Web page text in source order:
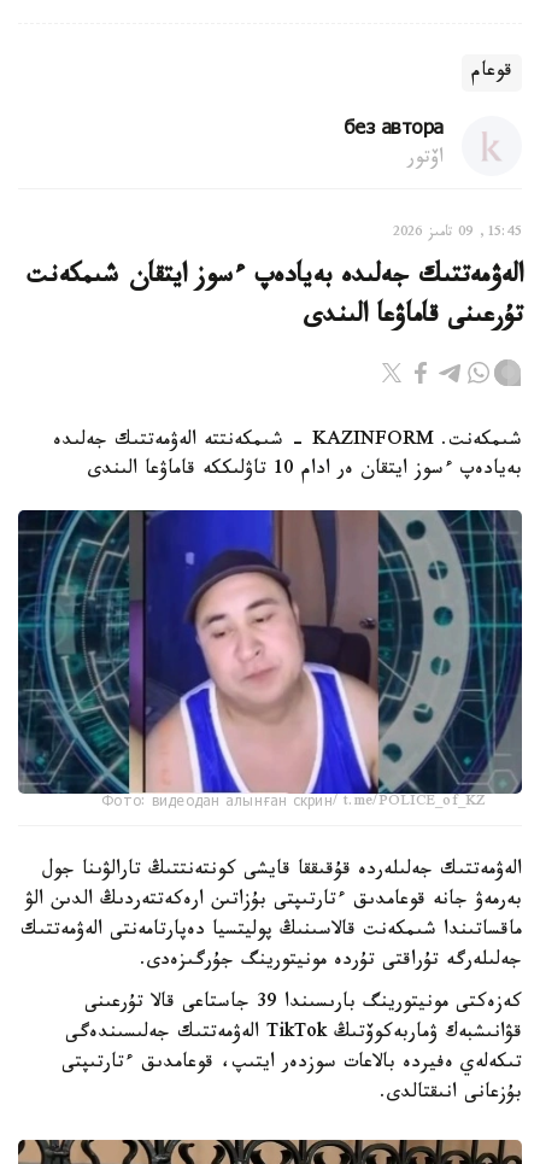
قوعام
без автора
اۆتور
15:45, 09 تامىز 2026
الەۋمەتتىك جەلىدە بەيادەپ ءسوز ايتقان شىمكەنت
تۇرعىنى قاماۋعا الىندى
شىمكەنت. KAZINFORM - شىمكەنتتە الەۋمەتتىك جەلىدە
بەيادەپ ءسوز ايتقان ەر ادام 10 تاۋلىككە قاماۋعا الىندى
Фото: видеодан алынған скрин/ t.me/POLICE_of_KZ
الەۋمەتتىك جەلىلەردە قۇقىققا قايشى كونتەنتتىڭ تارالۋىنا جول
بەرمەۋ جانە قوعامدىق ءتارتىپتى بۇزاتىن ارەكەتتەردىڭ الدىن الۋ
ماقساتىندا شىمكەنت قالاسىنىڭ پوليتسيا دەپارتامەنتى الەۋمەتتىك
جەلىلەرگە تۇراقتى تۇردە مونيتورينگ جۇرگىزەدى.
كەزەكتى مونيتورينگ بارىسىندا 39 جاستاعى قالا تۇرعىنى
قۋانىشبەك ۋماربەكوۆتىڭ TikTok الەۋمەتتىك جەلىسىندەگى
تىكەلەي ەفيردە بالاعات سوزدەر ايتىپ، قوعامدىق ءتارتىپتى
بۇزعانى انىقتالدى.